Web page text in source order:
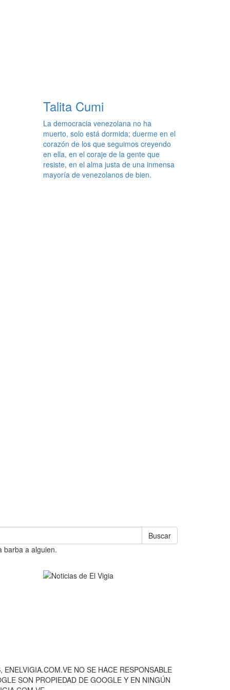
Talita Cumi
La democracia venezolana no ha
muerto, solo está dormida; duerme en el
corazón de los que seguimos creyendo
en ella, en el coraje de la gente que
resiste, en el alma justa de una inmensa
mayoría de venezolanos de bien.
Buscar
barba a alguien.
NO SE HACE RESPONSABLE
SON PROPIEDAD DE GOOGLE Y EN NINGÚN